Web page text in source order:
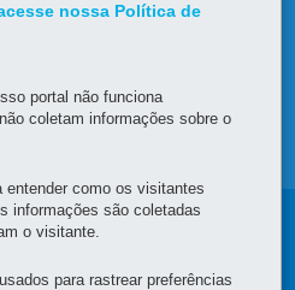
nossa Política de
portal não funciona
coletam informações sobre o
como os visitantes
informações são coletadas
o visitante.
para rastrear preferências